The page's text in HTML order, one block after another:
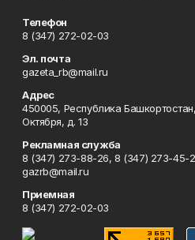
Телефон
8 (347) 272-02-03
Эл. почта
gazeta_rb@mail.ru
Адрес
450005, Республика
Октября, д. 13
Рекламная служба
8 (347) 273-88-26, 8 (347) 273-45-
gazrb@mail.ru
Приемная
8 (347) 272-02-03